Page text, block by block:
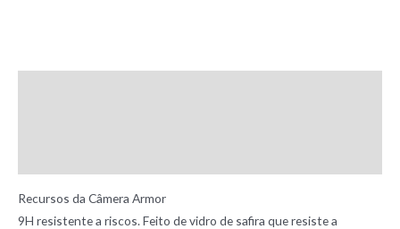
Grafite
Recursos da Câmera Armor
9H resistente a riscos. Feito de vidro de safira que resiste a